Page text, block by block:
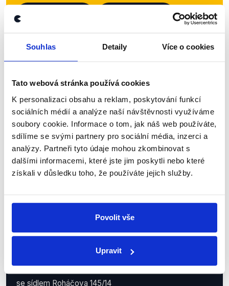
Souhlas Detaily Více o cookies
Tato webová stránka používá cookies
K personalizaci obsahu a reklam, poskytování funkcí
sociálních médií a analýze naší návštěvnosti využíváme
soubory cookie. Informace o tom, jak náš web používáte,
sdílíme se svými partnery pro sociální média, inzerci a
analýzy. Partneři tyto údaje mohou zkombinovat s
dalšími informacemi, které jste jim poskytli nebo které
získali v důsledku toho, že používáte jejich služby.
Povolit vše
Upravit
Sociální sítě
z Demagog.cz. Sdílením našich
příspěvků přátelům podpoříte naši
práci.
Demagog.cz, z.s.
IČO: 05140544
se sídlem Roháčova 145/14